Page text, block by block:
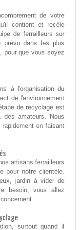
de votre
contient et recèle
de ferrailleurs sur
prévu dans les plus
pour que vous soyez
à l'organisation du
de l'environnement
de recyclage est
amateurs. Nous
en faisant
artisans ferrailleurs
pour notre clientèle.
jardin à vider de
besoin, vous allez
surtout quand il